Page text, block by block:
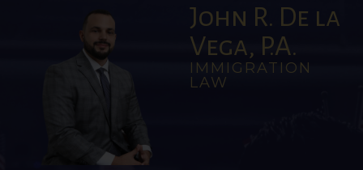
John R. De la
Vega, P.A.
IMMIGRATION
LAW